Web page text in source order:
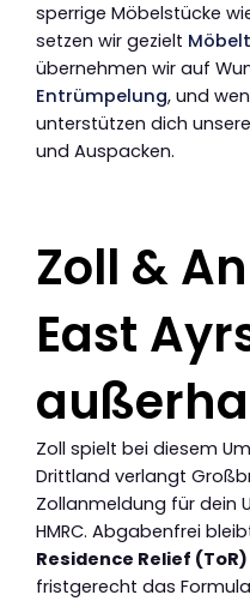
sperrige Möbelstücke
setzen wir gezielt
übernehmen wir auf
Entrümpelung, und
unterstützen dich unsere
und Auspacken.
Zoll &
East
Zoll spielt bei diesem
Drittland verlangt
Zollanmeldung für dein
HMRC. Abgabenfrei
Residence Relief (ToR)
fristgerecht das